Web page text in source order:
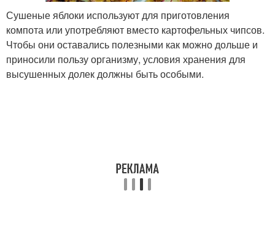
Сушеные яблоки используют для приготовления
компота или употребляют вместо картофельных чипсов.
Чтобы они оставались полезными как можно дольше и
приносили пользу организму, условия хранения для
высушенных долек должны быть особыми.